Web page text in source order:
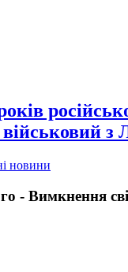
з
новини
- Вимкнення